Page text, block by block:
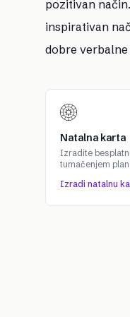
pozitivan
inspirativan
dobre verbalne
Natalna karta
Izradite
tumačenjem
Izradi natalnu